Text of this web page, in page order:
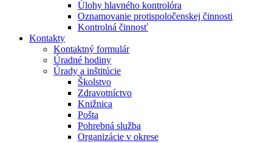
Úlohy hlavného kontrolóra
Oznamovanie protispoločenskej činnosti
Kontrolná činnosť
Kontakty
Kontaktný formulár
Úradné hodiny
Úrady a inštitúcie
Školstvo
Zdravotníctvo
Knižnica
Pošta
Pohrebná služba
Organizácie v okrese